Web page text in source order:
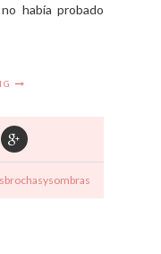
había probado